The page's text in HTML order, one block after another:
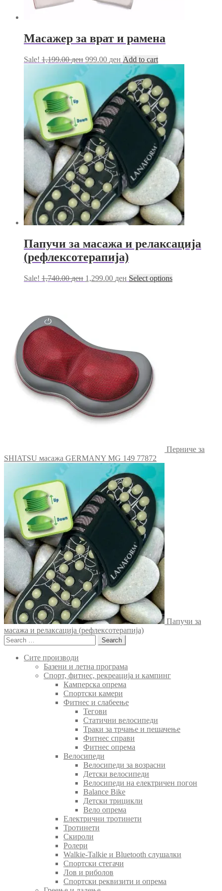
Масажер за врат и рамена
Sale! 1,199.00ден Original
price
1,199.00 ден.
999.00 ден Current
price
is:
999.00 ден.
Add to cart
Папучи за масажа и релаксација
(рефлексотерапија)
Sale! 1,740.00ден Original
1,299.00 ден Current
Select optionsThis
Перниче за
SHIATSU масажа GERMANY MG 149 77872
Папучи за
масажа и релаксација (рефлексотерапија)
Search
for:
Сите производи
Базени и летна програма
Спорт, фитнес, рекреација и кампинг
Камперска опрема
Спортски камери
Фитнес и слабеење
Тегови
Статични велосипеди
Траки за трчање и пешачење
Фитнес справи
Фитнес опрема
Велосипеди
Велосипеди за возрасни
Детски велосипеди
Велосипеди на електричен погон
Balance Bike
Детски трицикли
Вело опрема
Електрични тротинети
Тротинети
Скироли
Ролери
Walkie-Talkie и Bluetooth слушалки
Спортски стегачи
Лов и риболов
Спортски реквизити и опрема